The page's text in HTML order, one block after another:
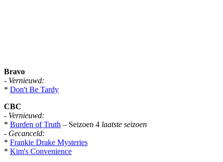
Bravo
- Vernieuwd:
* Don't Be Tardy
CBC
- Vernieuwd:
* Burden of Truth – Seizoen 4 laatste seizoen
- Gecanceld:
* Frankie Drake Mysteries
* Kim's Convenience